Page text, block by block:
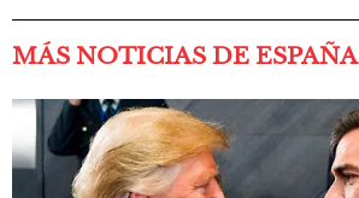
MÁS NOTICIAS DE ESPAÑA